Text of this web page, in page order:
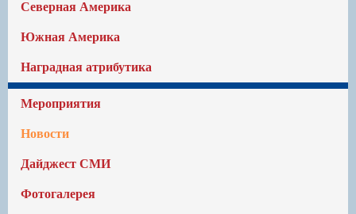
Северная Америка
Южная Америка
Наградная атрибутика
Мероприятия
Новости
Дайджест СМИ
Фотогалерея